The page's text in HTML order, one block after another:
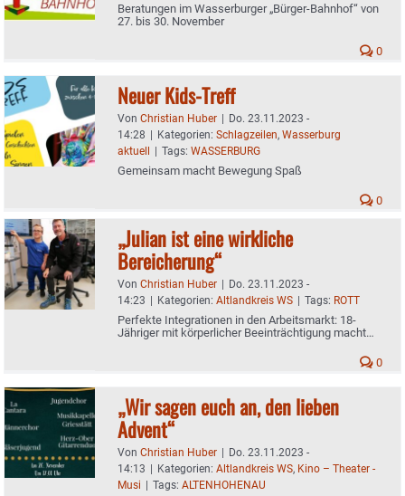
Beratungen im Wasserburger „Bürger-Bahnhof“ von
27. bis 30. November
0
Neuer Kids-Treff
Von Christian Huber | Do. 23.11.2023 -
14:28 | Kategorien: Schlagzeilen, Wasserburg
aktuell | Tags: WASSERBURG
Gemeinsam macht Bewegung Spaß
0
„Julian ist eine wirkliche
Bereicherung“
Von Christian Huber | Do. 23.11.2023 -
14:23 | Kategorien: Altlandkreis WS | Tags: ROTT
Perfekte Integrationen in den Arbeitsmarkt: 18-
Jähriger mit körperlicher Beeinträchtigung macht
0
„Wir sagen euch an, den lieben
Advent“
Von Christian Huber | Do. 23.11.2023 -
14:13 | Kategorien: Altlandkreis WS, Kino – Theater -
Musi | Tags: ALTENHOHENAU